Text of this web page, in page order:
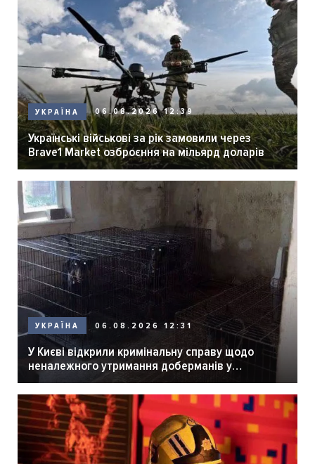
УКРАЇНА 06.08.2026 12:39
Українські військові за рік замовили через
Brave1 Market озброєння на мільярд доларів
УКРАЇНА 06.08.2026 12:31
У Києві відкрили кримінальну справу щодо
неналежного утримання доберманів у
розпліднику